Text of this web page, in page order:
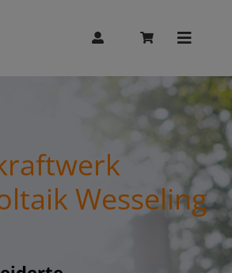
Toggle
Unitree
Wesseling